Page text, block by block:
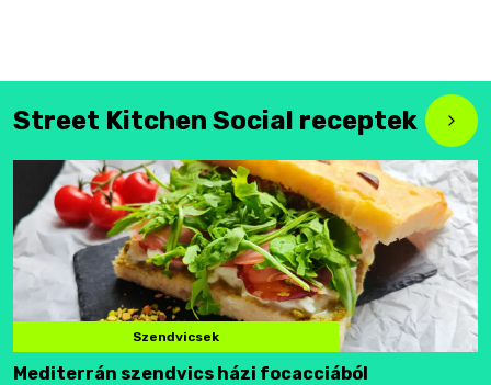
Street Kitchen Social receptek
Szendvicsek
Mediterrán szendvics házi focacciából